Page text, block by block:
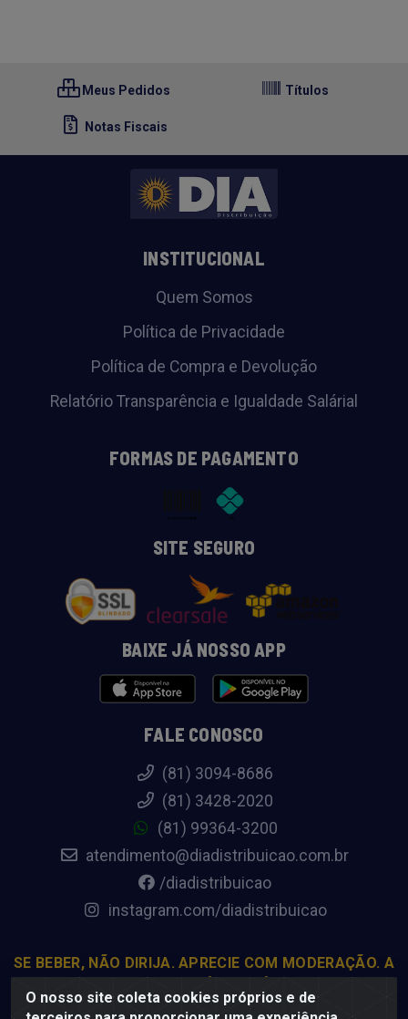
O nosso site coleta cookies próprios e de
Meus Pedidos Títulos
Notas Fiscais
INSTITUCIONAL
Quem Somos
Política de Privacidade
Política de Compra e Devolução
Relatório Transparência e Igualdade Salárial
FORMAS DE PAGAMENTO
SITE SEGURO
BAIXE JÁ NOSSO APP
FALE CONOSCO
(81) 3094-8686
(81) 3428-2020
(81) 99364-3200
atendimento@diadistribuicao.com.br
/diadistribuicao
instagram.com/diadistribuicao
SE BEBER, NÃO DIRIJA. APRECIE COM MODERAÇÃO. A
MENORES DE 18 ANOS.